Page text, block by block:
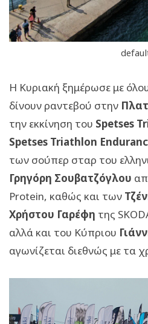
Η Κυριακή ξημέρωσε με
δίνουν ραντεβού στην
την εκκίνηση του Spetses
Spetses Triathlon
των σούπερ σταρ του
Γρηγόρη Σουβατζόγλου
Protein, καθώς και των
Χρήστου Γαρέφη της
αλλά και του Κύπριου
αγωνίζεται διεθνώς με τα